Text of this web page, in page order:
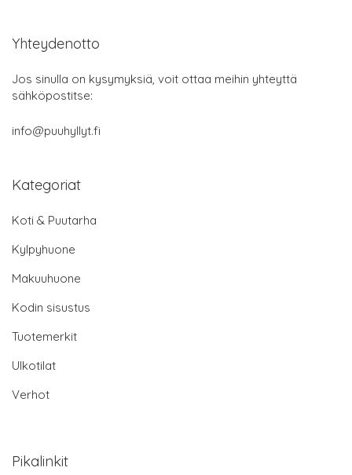
Yhteydenotto
Jos sinulla on kysymyksiä, voit ottaa meihin yhteyttä
sähköpostitse:
info@puuhyllyt.fi
Kategoriat
Koti & Puutarha
Kylpyhuone
Makuuhuone
Kodin sisustus
Tuotemerkit
Ulkotilat
Verhot
Pikalinkit